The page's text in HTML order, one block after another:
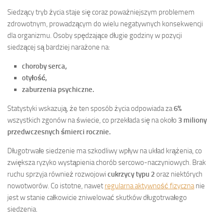
Siedzący tryb życia staje się coraz poważniejszym problemem
zdrowotnym, prowadzącym do wielu negatywnych konsekwencji
dla organizmu. Osoby spędzające długie godziny w pozycji
siedzącej są bardziej narażone na:
choroby serca,
otyłość,
zaburzenia psychiczne.
Statystyki wskazują, że ten sposób życia odpowiada za6%
wszystkich zgonów na świecie, co przekłada się na około 3 miliony
przedwczesnych śmierci rocznie.
Długotrwałe siedzenie ma szkodliwy wpływ na układ krążenia, co
zwiększa ryzyko wystąpienia chorób sercowo-naczyniowych. Brak
ruchu sprzyja również rozwojowi cukrzycy typu 2oraz niektórych
nowotworów. Co istotne, nawet regularna aktywność fizycznanie
jest w stanie całkowicie zniwelować skutków długotrwałego
siedzenia.